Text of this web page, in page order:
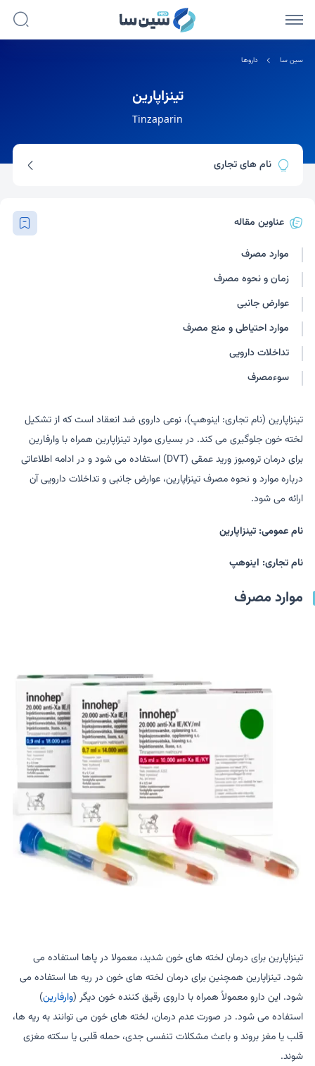
سین سا داروها
تینزاپارین
Tinzaparin
نام های تجاری
عناوین مقاله
موارد مصرف
زمان و نحوه مصرف
عوارض جانبی
موارد احتیاطی و منع مصرف
تداخلات دارویی
سوءمصرف
تینزاپارین (نام تجاری: اینوهپ)، نوعی داروی ضد انعقاد است که از تشکیل
لخته خون جلوگیری می کند. در بسیاری موارد تینزاپارین همراه با وارفارین
برای درمان ترومبوز ورید عمقی (DVT) استفاده می شود و در ادامه اطلاعاتی
درباره موارد و نحوه مصرف تینزاپارین، عوارض جانبی و تداخلات دارویی آن
ارائه می شود.
نام عمومی: تینزاپارین
نام تجاری: اینوهپ
موارد مصرف
تینزاپارین برای درمان لخته های خون شدید، معمولا در پاها استفاده می
شود. تینزاپارین همچنین برای درمان لخته های خون در ریه ها استفاده می
شود. این دارو معمولاً همراه با داروی رقیق کننده خون دیگر (وارفارین)
استفاده می شود. در صورت عدم درمان، لخته های خون می توانند به ریه ها،
قلب یا مغز بروند و باعث مشکلات تنفسی جدی، حمله قلبی یا سکته مغزی
شوند.